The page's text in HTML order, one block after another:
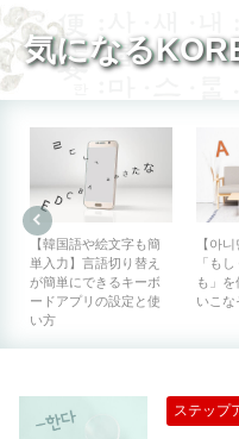
気になる
【韓国語や絵文字も簡
単入力】言語切り替え
が簡単にできるキーボ
ードアプリの設定と使
い方
【아
「も
も」
いこな
ステップ